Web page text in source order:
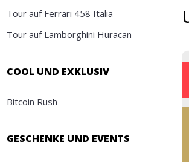
Tour auf Ferrari 458 Italia
Tour auf Lamborghini Huracan
COOL UND EXKLUSIV
Bitcoin Rush
GESCHENKE UND EVENTS